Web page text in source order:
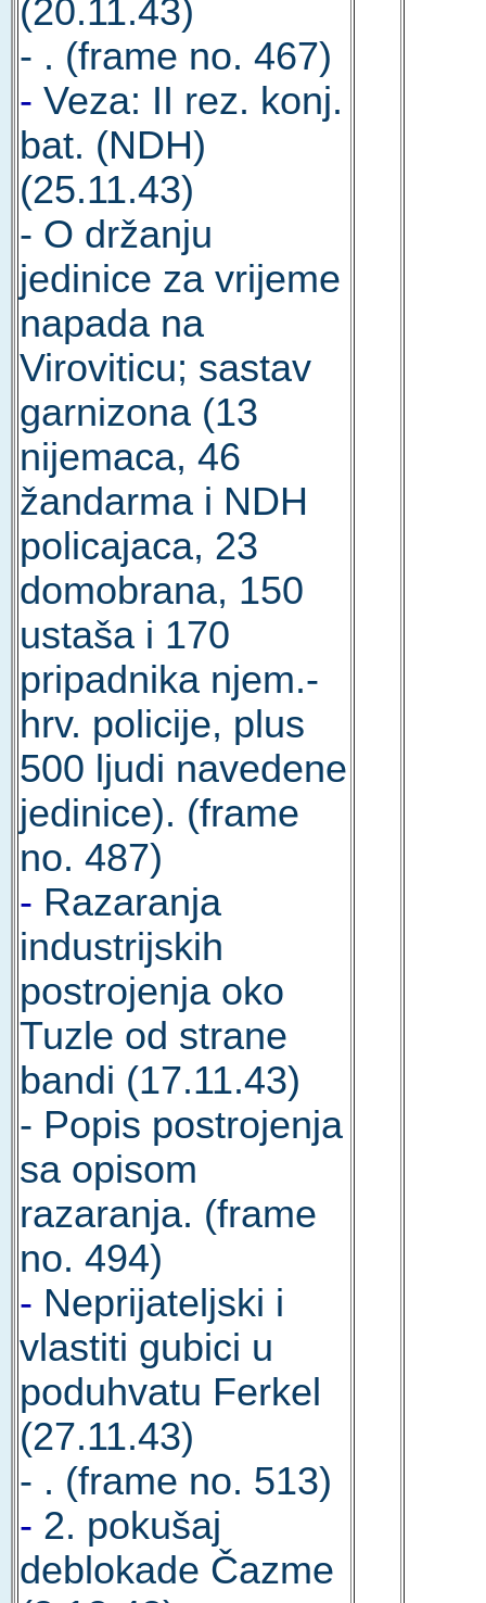
(20.11.43)
- . (frame no. 467)
- Veza: II rez. konj.
bat. (NDH)
(25.11.43)
- O držanju
jedinice za vrijeme
napada na
Viroviticu; sastav
garnizona (13
nijemaca, 46
žandarma i NDH
policajaca, 23
domobrana, 150
ustaša i 170
pripadnika njem.-
hrv. policije, plus
500 ljudi navedene
jedinice). (frame
no. 487)
- Razaranja
industrijskih
postrojenja oko
Tuzle od strane
bandi (17.11.43)
- Popis postrojenja
sa opisom
razaranja. (frame
no. 494)
- Neprijateljski i
vlastiti gubici u
poduhvatu Ferkel
(27.11.43)
- . (frame no. 513)
- 2. pokušaj
deblokade Čazme